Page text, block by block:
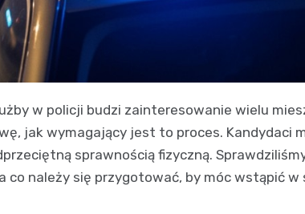
w policji budzi zainteresowanie wielu
jak wymagający jest to proces. Kandydaci
sprawnością fizyczną.
co należy się przygotować, by móc wstąpić